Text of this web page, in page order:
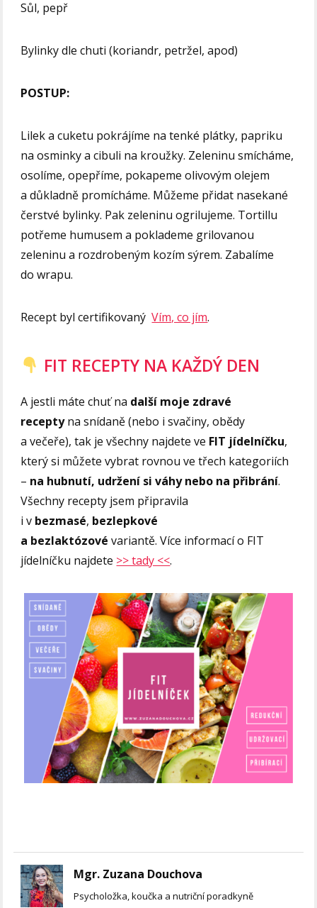
Sůl, pepř
Bylinky dle chuti (koriandr, petržel, apod)
POSTUP:
Lilek a cuketu pokrájíme na tenké plátky, papriku
na osminky a cibuli na kroužky. Zeleninu smícháme,
osolíme, opepříme, pokapeme olivovým olejem
a důkladně promícháme. Můžeme přidat nasekané
čerstvé bylinky. Pak zeleninu ogrilujeme. Tortillu
potřeme humusem a poklademe grilovanou
zeleninu a rozdrobeným kozím sýrem. Zabalíme
do wrapu.
Recept byl certifikovanýVím, co jím.
FIT RECEPTY NA KAŽDÝ DEN
A jestli máte chuť na další moje zdravé
receptyna snídaně (nebo i svačiny, obědy
a večeře), tak je všechny najdete ve FIT jídelníčku,
který si můžete vybrat rovnou ve třech kategoriích
– na hubnutí, udržení si váhy nebo na přibrání.
Všechny recepty jsem připravila
i v bezmasé, bezlepkové
a bezlaktózovévariantě. Více informací o FIT
jídelníčku najdete >> tady <<.
Mgr. Zuzana Douchova
Psycholožka, koučka a nutriční poradkyně